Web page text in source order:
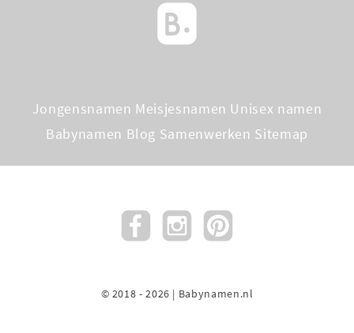
Jongensnamen Meisjesnamen Unisex namen
Babynamen Blog Samenwerken Sitemap
© 2018 - 2026 | Babynamen.nl